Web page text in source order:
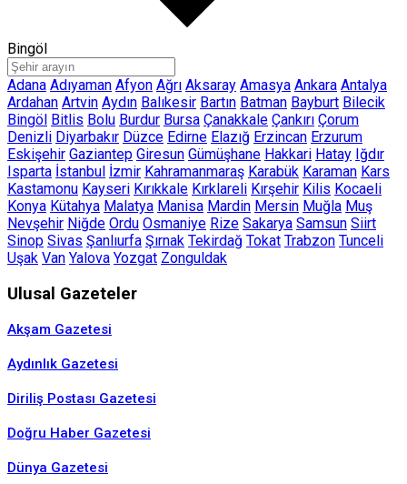
Bingöl
Adana Adıyaman Afyon Ağrı Aksaray Amasya Ankara Antalya
Ardahan Artvin Aydın Balıkesir Bartın Batman Bayburt Bilecik
Bingöl Bitlis Bolu Burdur Bursa Çanakkale Çankırı Çorum
Denizli Diyarbakır Düzce Edirne Elazığ Erzincan Erzurum
Eskişehir Gaziantep Giresun Gümüşhane Hakkari Hatay Iğdır
Isparta İstanbul İzmir Kahramanmaraş Karabük Karaman Kars
Kastamonu Kayseri Kırıkkale Kırklareli Kırşehir Kilis Kocaeli
Konya Kütahya Malatya Manisa Mardin Mersin Muğla Muş
Nevşehir Niğde Ordu Osmaniye Rize Sakarya Samsun Siirt
Sinop Sivas Şanlıurfa Şırnak Tekirdağ Tokat Trabzon Tunceli
Uşak Van Yalova Yozgat Zonguldak
Ulusal Gazeteler
Akşam Gazetesi
Aydınlık Gazetesi
Diriliş Postası Gazetesi
Doğru Haber Gazetesi
Dünya Gazetesi